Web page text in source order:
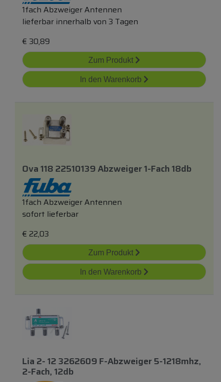
1fach Abzweiger Antennen
lieferbar innerhalb von 3 Tagen
€ 30,89
Zum Produkt
In den Warenkorb
Ova 118 22510139 Abzweiger 1-Fach 18db
1fach Abzweiger Antennen
sofort lieferbar
€ 22,03
Zum Produkt
In den Warenkorb
Lia 2- 12 3262609 F-Abzweiger 5-1218mhz,
2-Fach, 12db